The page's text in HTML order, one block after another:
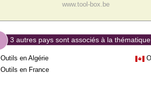
www.tool-box.be
3 autres pays sont associés à la
Outils en Algérie
Outils en France